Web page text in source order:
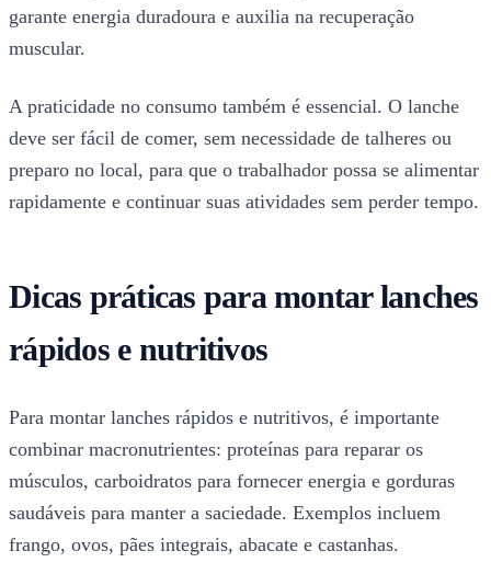
garante energia duradoura e auxilia na recuperação
muscular.
A praticidade no consumo também é essencial. O lanche
deve ser fácil de comer, sem necessidade de talheres ou
preparo no local, para que o trabalhador possa se alimentar
rapidamente e continuar suas atividades sem perder tempo.
Dicas práticas para montar lanches
rápidos e nutritivos
Para montar lanches rápidos e nutritivos, é importante
combinar macronutrientes: proteínas para reparar os
músculos, carboidratos para fornecer energia e gorduras
saudáveis para manter a saciedade. Exemplos incluem
frango, ovos, pães integrais, abacate e castanhas.